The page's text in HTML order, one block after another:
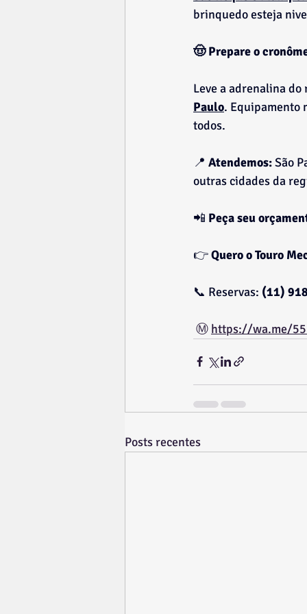
brinquedo esteja
🤠 Prepare o
Leve a adrenalina do
Paulo. Equipamento
todos.
📍 Atendemos: São
outras cidades da
📲 Peça seu
👉 Quero o Touro
📞 Reservas: (11)
Ⓜ️ https://wa.me/
Posts recentes